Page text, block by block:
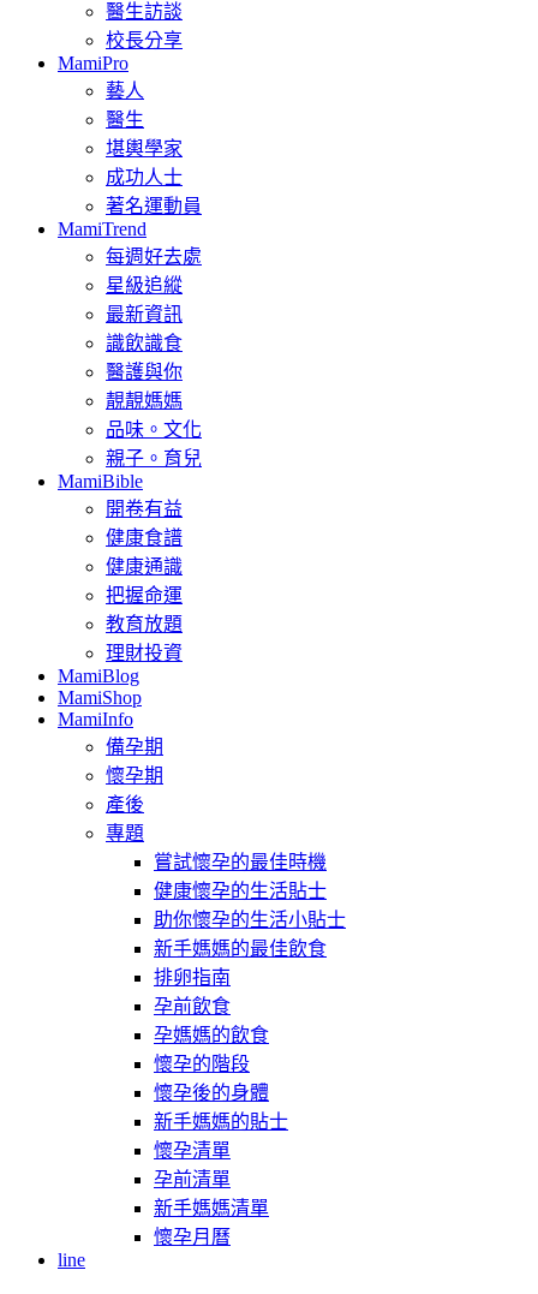
醫生訪談
校長分享
MamiPro
藝人
醫生
堪輿學家
成功人士
著名運動員
MamiTrend
每週好去處
星級追縱
最新資訊
識飲識食
醫護與你
靚靚媽媽
品味。文化
親子。育兒
MamiBible
開卷有益
健康食譜
健康通識
把握命運
教育放題
理財投資
MamiBlog
MamiShop
MamiInfo
備孕期
懷孕期
產後
專題
嘗試懷孕的最佳時機
健康懷孕的生活貼士
助你懷孕的生活小貼士
新手媽媽的最佳飲食
排卵指南
孕前飲食
孕媽媽的飲食
懷孕的階段
懷孕後的身體
新手媽媽的貼士
懷孕清單
孕前清單
新手媽媽清單
懷孕月曆
line